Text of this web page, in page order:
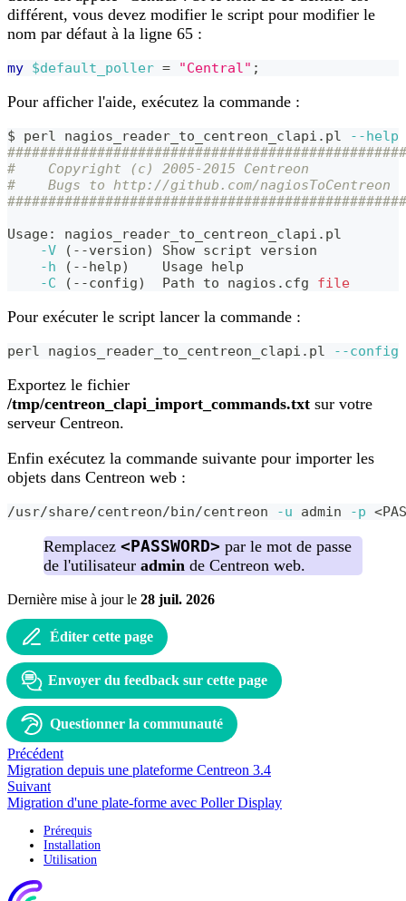
différent, vous devez modifier le script pour modifier le
nom par défaut à la ligne 65 :
my $default_poller = "Central" ;
Pour afficher l'aide, exécutez la commande :
$ perl nagios_reader_to_centreon_clapi.pl
--help
#    Copyright (c) 2005-2015 Centreon
#    Bugs to http://github.com/
Usage: nagios_reader_to_centreon_clapi.pl
-V
( --version)
Show script version
-h
( --help)
    Usage
help
-C
( --config)
  Path to nagios.cfg
file
Pour exécuter le script lancer la commande :
perl nagios_reader_to_centreon_clapi.pl --config
Exportez le fichier
/tmp/centreon_clapi_import_commands.txt sur votre
serveur Centreon.
Enfin exécutez la commande suivante pour importer les
objets dans Centreon web :
/usr/share/centreon/bin/centreon -u admin -p <
Remplacez <PASSWORD> par le mot de passe
de l'utilisateur admin de Centreon web.
Dernière mise à jourle 28 juil. 2026
Éditer cette page
Envoyer du feedback sur cette page
Questionner la communauté
Précédent
Migration depuis une plateforme Centreon 3.4
Suivant
Migration d'une plate-forme avec Poller Display
Prérequis
Installation
Utilisation